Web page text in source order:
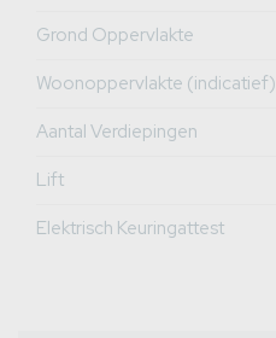
Grond Oppervlakte
Woonoppervlakte (indicatief)
Aantal Verdiepingen
Lift
Elektrisch Keuringattest